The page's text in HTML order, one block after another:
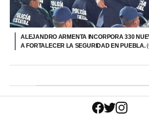
ALEJANDRO ARMENTA INCORPORA 330
A FORTALECER LA SEGURIDAD EN PUEBLA.